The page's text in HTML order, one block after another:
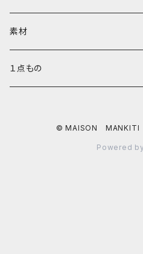
ダブルフラップ
コインキャッチ
キーリング
キーキャップ
ティッシュポーチ
AirPods ケース
スマホショルダー／ストラップ／コ
素材
サドルプルアップレザー
１点もの
© MAISON MANKITI
Powered by